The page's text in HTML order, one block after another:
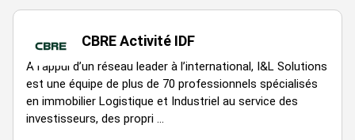
Régime Fiscal : T.V.A.
Dépôt de garantie : 3 mois de loyer HT/HC
Paiement Loyer : trimestriel
Honoraires : 15% HT du loyer annuel HT/HC à la charge du
preneur
CBRE Activité IDF
A l’appui d’un réseau leader à l’international, I&L Solutions
est une équipe de plus de 70 professionnels spécialisés
en immobilier Logistique et Industriel au service des
investisseurs, des propri ...